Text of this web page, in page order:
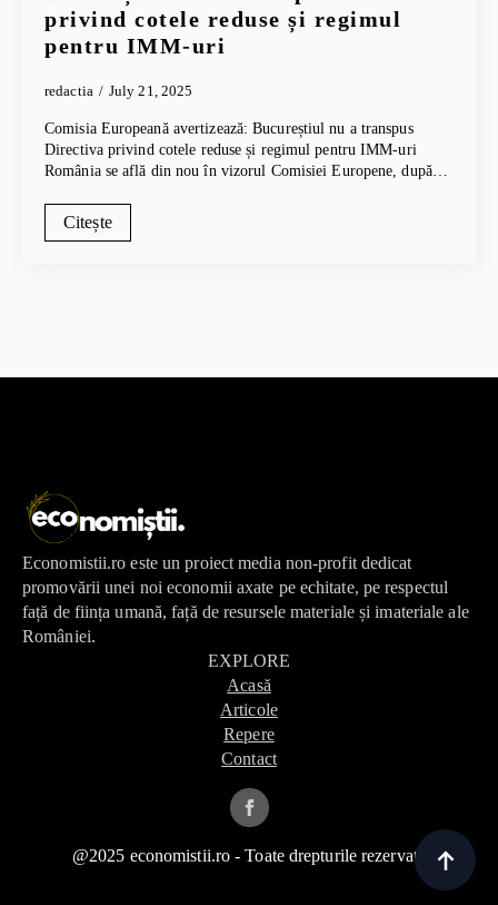
privind cotele reduse și regimul
pentru IMM-uri
redactia July 21, 2025
Comisia Europeană avertizează: Bucureștiul nu a transpus
Directiva privind cotele reduse și regimul pentru IMM-uri
România se află din nou în vizorul Comisiei Europene, după…
Citește
Economistii.ro este un proiect media non-profit dedicat
promovării unei noi economii axate pe echitate, pe respectul
față de ființa umană, față de resursele materiale și imateriale ale
României.
EXPLORE
Acasă
Articole
Repere
Contact
@2025 economistii.ro - Toate drepturile rezervate